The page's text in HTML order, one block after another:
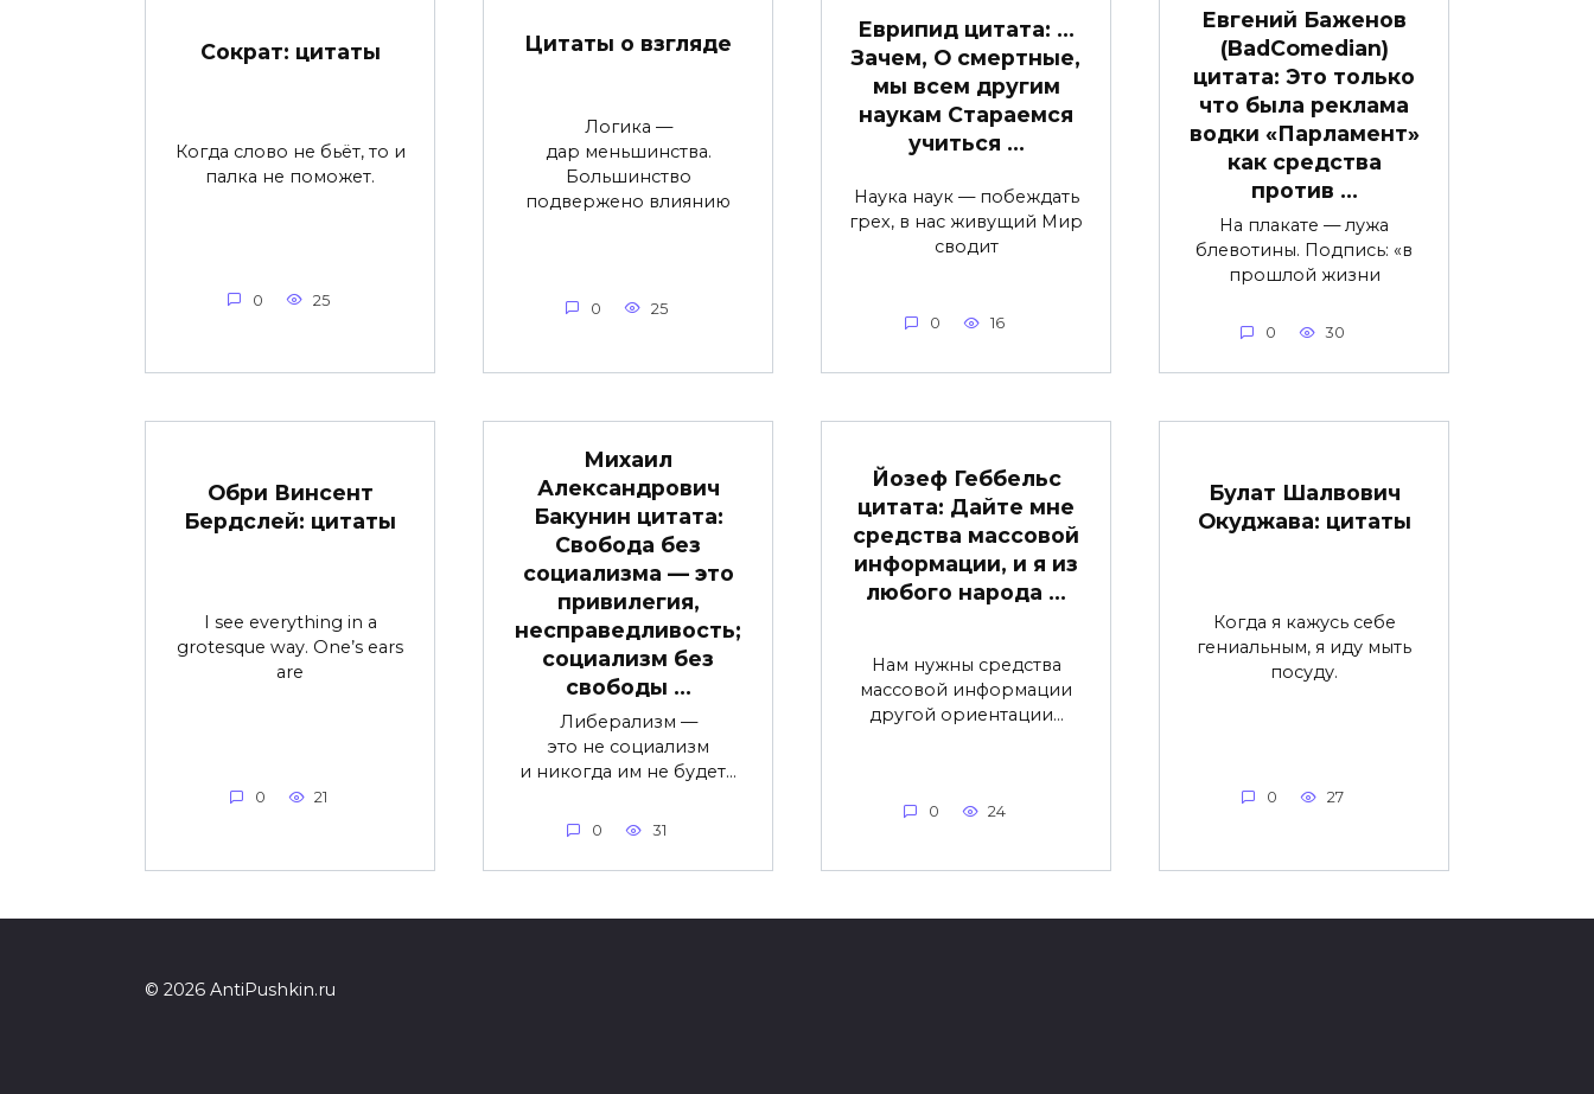
Сократ: цитаты
Когда слово не бьёт, то и
палка не поможет.
0 25
Цитаты о взгляде
Логика —
дар меньшинства.
Большинство
подвержено влиянию
0 25
Еврипид цитата: …
Зачем, О смертные,
мы всем другим
наукам Стараемся
учиться …
Наука наук — побеждать
грех, в нас живущий Мир
сводит
0 16
Евгений Баженов
(BadComedian)
цитата: Это только
что была реклама
водки «Парламент»
как средства
против …
На плакате — лужа
блевотины. Подпись: «в
прошлой жизни
0 30
Обри Винсент
Бердслей: цитаты
I see everything in a
grotesque way. One’s ears
are
0 21
Михаил
Александрович
Бакунин цитата:
Свобода без
социализма — это
привилегия,
несправедливость;
социализм без
свободы …
Либерализм —
это не социализм
и никогда им не будет…
0 31
Йозеф Геббельс
цитата: Дайте мне
средства массовой
информации, и я из
любого народа …
Нам нужны средства
массовой информации
другой ориентации…
0 24
Булат Шалвович
Окуджава: цитаты
Когда я кажусь себе
гениальным, я иду мыть
посуду.
0 27
© 2026 AntiPushkin.ru